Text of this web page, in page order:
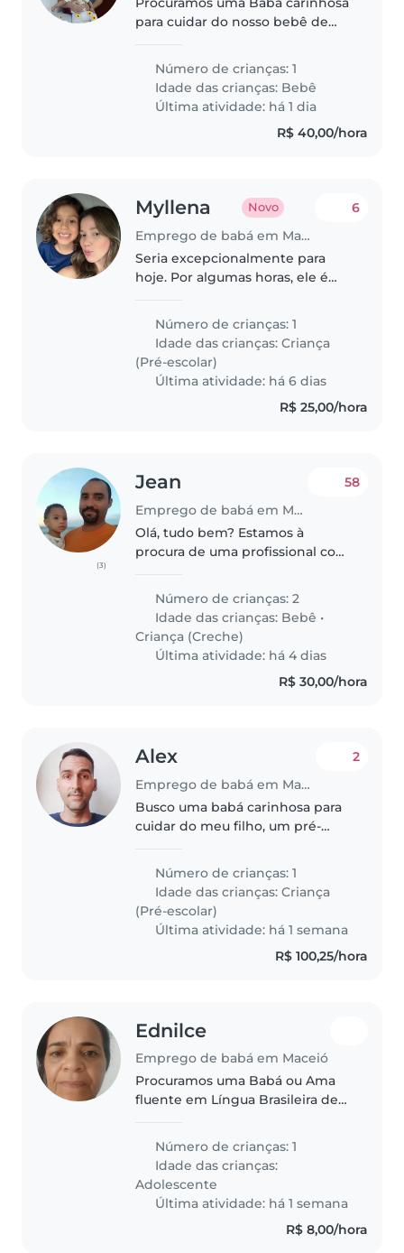
para cuidar do nosso bebê de
importe em um ambiente com
gato. Procuro uma babá para me
auxiliar com a bebê enquanto
estou..
Número de crianças: 1
Idade das crianças: Bebê
Última atividade: há 1 dia
R$ 40,00/hora
Myllena Novo
Emprego de babá em Maceió
6
Seria excepcionalmente para
hoje. Por algumas horas, ele é
independente, mas necessita da
atenção para as necessidades.
Número de crianças: 1
Idade das crianças:Criança
(Pré-escolar)
Última atividade: há 6 dias
R$ 25,00/hora
(3)
Jean
Emprego de babá em Maceió
58
Olá, tudo bem? Estamos à
procura de uma profissional com
segunda a sábado alternados,
comou sem registro em carteira
(CLT). Temos 2 filhos: uma..
Número de crianças: 2
Idade das crianças: Bebê •
Criança (Creche)
Última atividade: há 4 dias
R$ 30,00/hora
Alex
Emprego de babá em Maceió
2
Busco uma babá carinhosa para
cuidar do meu filho, um pré-
animais, ajude na cozinha e nos
afazeres. Contato para
conversarmos!..
Número de crianças: 1
Idade das crianças:Criança
(Pré-escolar)
Última atividade: há 1 semana
R$ 100,25/hora
Ednilce
Emprego de babá em Maceió
Procuramos uma Babá ou Ama
fluente em Língua Brasileira de
adolescente, independente e
cheio de energia. É necessário
ajudar nas tarefas domésticas..
Número de crianças: 1
Idade das crianças:
Adolescente
Última atividade: há 1 semana
R$ 8,00/hora